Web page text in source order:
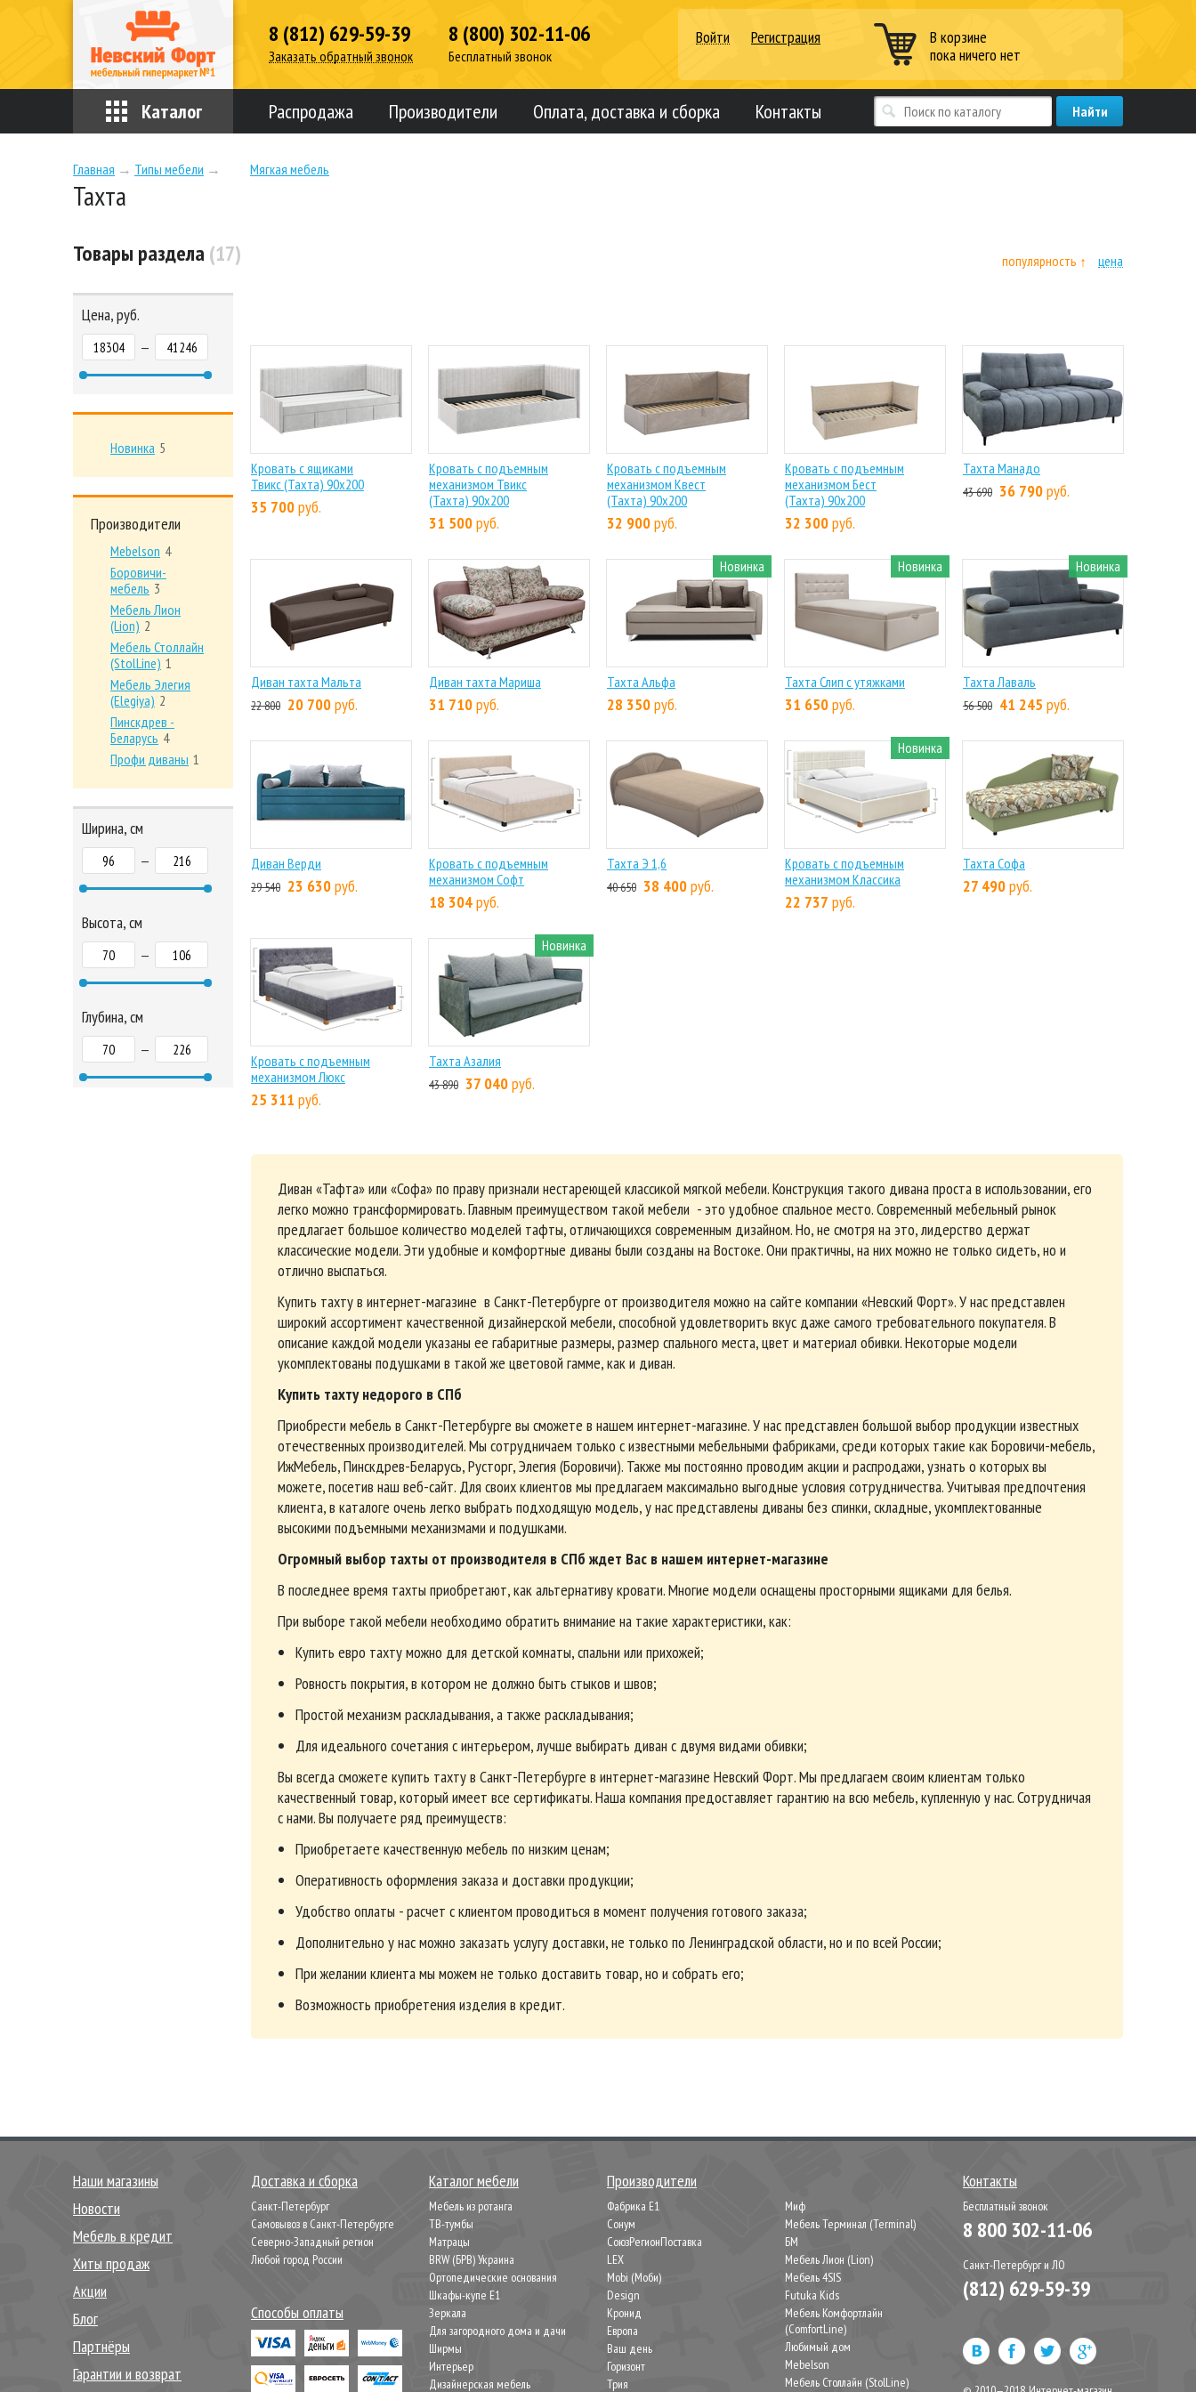
8 (812) 629-59-39
Заказать обратный звонок
8 (800) 302-11-06
Бесплатный звонок
Войти Регистрация
В корзине
пока ничего нет
Каталог Распродажа Производители Оплата, доставка и сборка Контакты
Главная → Типы мебели → Мягкая мебель
Тахта
Товары раздела(17) популярность ↑ цена
Кровать с ящиками
Твикс (Тахта) 90х200
35 700руб.
Кровать с подъемным
механизмом Твикс
(Тахта) 90х200
31 500руб.
Кровать с подъемным
механизмом Квест
(Тахта) 90х200
32 900руб.
Кровать с подъемным
механизмом Бест
(Тахта) 90х200
32 300руб.
Тахта Манадо
43 690 36 790руб.
Диван тахта Мальта
22 800 20 700руб.
Диван тахта Мариша
31 710руб.
Новинка
Тахта Альфа
28 350руб.
Новинка
Тахта Слип с утяжками
31 650руб.
Новинка
Тахта Лаваль
56 500 41 245 руб.
Диван Верди
29 540 23 630руб.
Кровать с подъемным
механизмом Софт
18 304руб.
Тахта Э 1,6
40 650 38 400руб.
Новинка
Кровать с подъемным
механизмом Классика
22 737 руб.
Тахта Софа
27 490руб.
Кровать с подъемным
механизмом Люкс
25 311 руб.
Новинка
Тахта Азалия
43 890 37 040руб.
Диван «Тафта» или «Софа» по праву признали нестареющей классикой мягкой мебели. Конструкция такого дивана проста в использовании, его
легко можно трансформировать. Главным преимуществом такой мебели - это удобное спальное место. Современный мебельный рынок
предлагает большое количество моделей тафты, отличающихся современным дизайном. Но, не смотря на это, лидерство держат
классические модели. Эти удобные и комфортные диваны были созданы на Востоке. Они практичны, на них можно не только сидеть, но и
отлично выспаться.
Купить тахту в интернет-магазине в Санкт-Петербурге от производителя можно на сайте компании «Невский Форт». У нас представлен
широкий ассортимент качественной дизайнерской мебели, способной удовлетворить вкус даже самого требовательного покупателя. В
описание каждой модели указаны ее габаритные размеры, размер спального места, цвет и материал обивки. Некоторые модели
укомплектованы подушками в такой же цветовой гамме, как и диван.
Купить тахту недорого в СПб
Приобрести мебель в Санкт-Петербурге вы сможете в нашем интернет-магазине. У нас представлен большой выбор продукции известных
отечественных производителей. Мы сотрудничаем только с известными мебельными фабриками, среди которых такие как Боровичи-мебель,
ИжМебель, Пинскдрев-Беларусь, Русторг, Элегия (Боровичи). Также мы постоянно проводим акции и распродажи, узнать о которых вы
можете, посетив наш веб-сайт. Для своих клиентов мы предлагаем максимально выгодные условия сотрудничества. Учитывая предпочтения
клиента, в каталоге очень легко выбрать подходящую модель, у нас представлены диваны без спинки, складные, укомплектованные
высокими подъемными механизмами и подушками.
Огромный выбор тахты от производителя в СПб ждет Вас в нашем интернет-магазине
В последнее время тахты приобретают, как альтернативу кровати. Многие модели оснащены просторными ящиками для белья.
При выборе такой мебели необходимо обратить внимание на такие характеристики, как:
Купить евро тахту можно для детской комнаты, спальни или прихожей;
Ровность покрытия, в котором не должно быть стыков и швов;
Простой механизм раскладывания, а также раскладывания;
Для идеального сочетания с интерьером, лучше выбирать диван с двумя видами обивки;
Вы всегда сможете купить тахту в Санкт-Петербурге в интернет-магазине Невский Форт. Мы предлагаем своим клиентам только
качественный товар, который имеет все сертификаты. Наша компания предоставляет гарантию на всю мебель, купленную у нас. Сотрудничая
с нами. Вы получаете ряд преимуществ:
Приобретаете качественную мебель по низким ценам;
Оперативность оформления заказа и доставки продукции;
Удобство оплаты - расчет с клиентом проводиться в момент получения готового заказа;
Дополнительно у нас можно заказать услугу доставки, не только по Ленинградской области, но и по всей России;
При желании клиента мы можем не только доставить товар, но и собрать его;
Возможность приобретения изделия в кредит.
Цена, руб.
—
Новинка 5
Производители
Mebelson 4
Боровичи-
мебель 3
Мебель Лион
(Lion) 2
Мебель Столлайн
(StolLine) 1
Мебель Элегия
(Elegiya) 2
Пинскдрев -
Беларусь 4
Профи диваны 1
Ширина, см
—
Высота, см
—
Глубина, см
—
Наши магазины
Новости
Мебель в кредит
Хиты продаж
Акции
Блог
Партнёры
Гарантии и возврат
Доставка и сборка
Санкт-Петербург
Самовывоз в Санкт-Петербурге
Северно-Западный регион
Любой город России
Способы оплаты
Каталог мебели
Мебель из ротанга
ТВ-тумбы
Матрацы
BRW (БРВ) Украина
Ортопедические основания
Шкафы-купе Е1
Зеркала
Для загородного дома и дачи
Ширмы
Интерьер
Дизайнерская мебель
Производители
Фабрика Е1
Сонум
СоюзРегионПоставка
LEX
Mobi (Моби)
Design
Кронид
Европа
Ваш день
Горизонт
Трия
Миф
Мебель Терминал (Terminal)
БМ
Мебель Лион (Lion)
Мебель 4SIS
Futuka Kids
Мебель Комфортлайн
(ComfortLine)
Любимый дом
Mebelson
Мебель Столлайн (StolLine)
Контакты
Бесплатный звонок
8 800 302-11-06
Санкт-Петербург и ЛО
(812) 629-59-39